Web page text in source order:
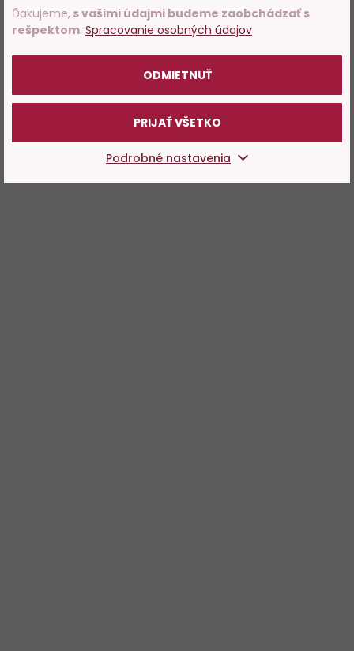
Ďakujeme, s vašimi údajmi budeme zaobchádzať s
rešpektom. Spracovanie osobných údajov
ODMIETNUŤ
PRIJAŤ VŠETKO
Podrobné nastavenia